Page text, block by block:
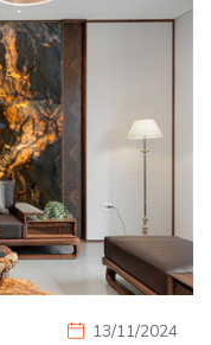
13/11/2024